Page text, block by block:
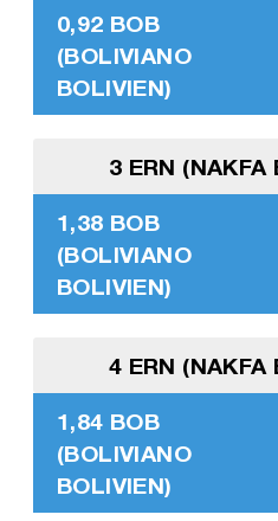
0,92 BOB
(BOLIVIANO
BOLIVIEN)
3 ERN (NAKFA
1,38 BOB
(BOLIVIANO
BOLIVIEN)
4 ERN (NAKFA
1,84 BOB
(BOLIVIANO
BOLIVIEN)